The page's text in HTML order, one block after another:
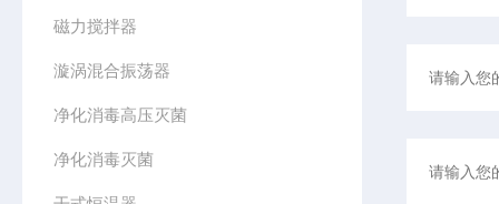
磁力搅拌器
漩涡混合振荡器
净化消毒高压灭菌
净化消毒灭菌